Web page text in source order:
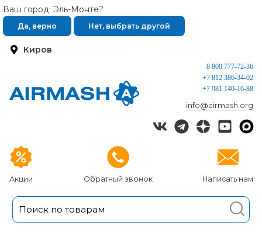
Киров
Ваш город: Эль-Монте?
Да, верно Нет, выбрать другой
Акции Обратный звонок Написать нам
8 800 777-72-36
+7 812 386-34-02
+7 981 140-16-88
info@airmash.org